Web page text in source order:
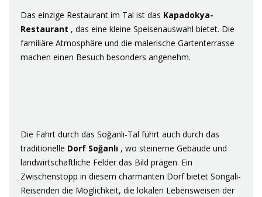
Das einzige Restaurant im Tal ist das Kapadokya-
Restaurant , das eine kleine Speisenauswahl bietet. Die
familiäre Atmosphäre und die malerische Gartenterrasse
machen einen Besuch besonders angenehm.
Die Fahrt durch das Soğanlı-Tal führt auch durch das
traditionelle Dorf Soğanlı , wo steinerne Gebäude und
landwirtschaftliche Felder das Bild prägen. Ein
Zwischenstopp in diesem charmanten Dorf bietet Songali-
Reisenden die Möglichkeit, die lokalen Lebensweisen der